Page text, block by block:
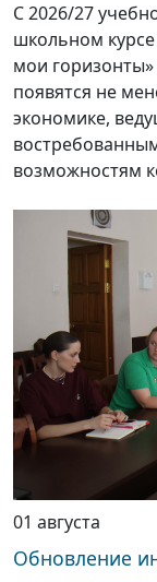
С 2026/27
школьном
мои
появятся не
экономике,
возможностям
01 августа
Обновление